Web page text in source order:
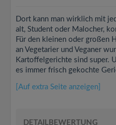
Dort kann man wirklich mit
alt, Student oder Malocher,
Für den kleinen oder großen
an Vegetarier und Veganer
Kartoffelgerichte sind super.
es immer frisch gekochte
[Auf extra Seite anzeigen]
DETAILBEWERTUNG